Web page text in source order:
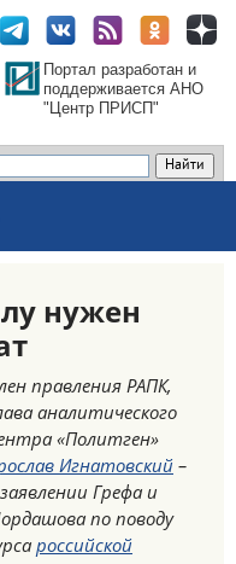
Портал разработан и
поддерживается АНО
"Центр ПРИСП"
нужен
правления РАПК,
аналитического
«Политген»
Игнатовский –
Грефа и
по поводу
российской